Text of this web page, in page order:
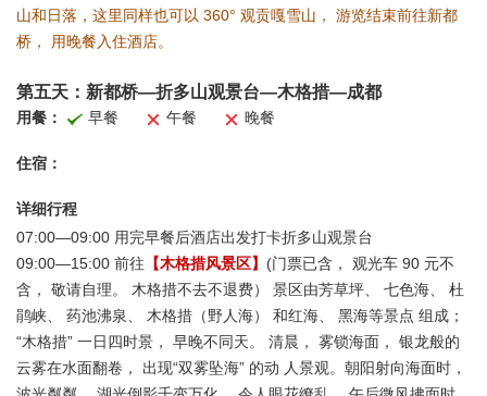
山和日落，这里同样也可以 360° 观贡嘎雪山， 游览结束前往新都
桥， 用晚餐入住酒店。
第五天： 新都桥—折多山观景台—木格措—成都
用餐： 早餐 午餐 晚餐
住宿：
详细行程
07:00—09:00 用完早餐后酒店出发打卡折多山观景台
09:00—15:00 前往 【木格措风景区】 (门票已含， 观光车 90 元不
含， 敬请自理。 木格措不去不退费） 景区由芳草坪、 七色海、 杜
鹃峡、 药池沸泉、 木格措（野人海） 和红海、 黑海等景点 组成；
“木格措” 一日四时景， 早晚不同天。 清晨， 雾锁海面， 银龙般的
云雾在水面翻卷， 出现“双雾坠海” 的动 人景观。朝阳射向海面时，